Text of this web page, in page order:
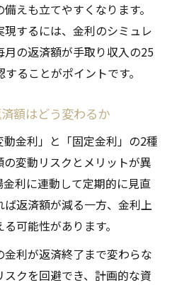
えも立てやすくなります。
するには、金利のシミュレ
の返済額が手取り収入の25
ることがポイントです。
額はどう変わるか
金利」と「固定金利」の2種
変動リスクとメリットが異
利に連動して定期的に見直
返済額が減る一方、金利上
可能性があります。
利が返済終了まで変わらな
クを回避でき、計画的な資